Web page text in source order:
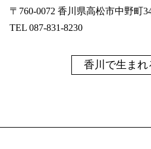
〒760-0072 香川県高松市中野
TEL 087-831-8230
香川で生まれ